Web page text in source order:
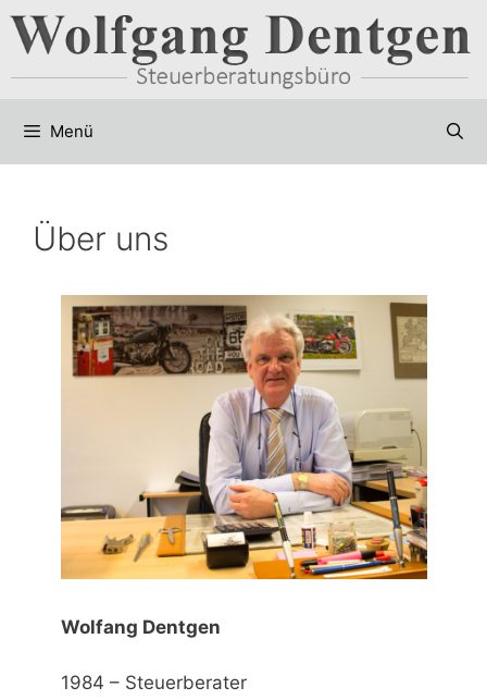
Zum
Inhalt
Menü
Über uns
Wolfang Dentgen
1984 – Steuerberater